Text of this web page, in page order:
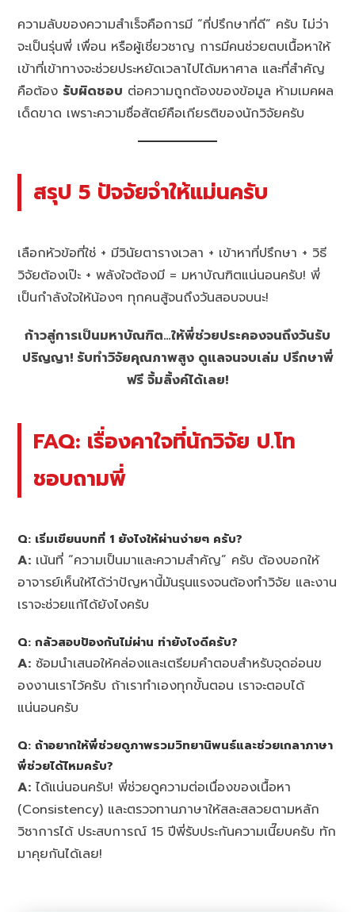
ความลับของความสำเร็จคือการมี “ที่ปรึกษาที่ดี” ครับ ไม่ว่า
จะเป็นรุ่นพี่ เพื่อน หรือผู้เชี่ยวชาญ การมีคนช่วยตบเนื้อหาให้
เข้าที่เข้าทางจะช่วยประหยัดเวลาไปได้มหาศาล และที่สำคัญ
คือต้อง รับผิดชอบ ต่อความถูกต้องของข้อมูล ห้ามเมคผล
เด็ดขาด เพราะความซื่อสัตย์คือเกียรติของนักวิจัยครับ
สรุป 5 ปัจจัยจำให้แม่นครับ
เลือกหัวข้อที่ใช่ + มีวินัยตารางเวลา + เข้าหาที่ปรึกษา + วิธี
วิจัยต้องเป๊ะ + พลังใจต้องมี = มหาบัณฑิตแน่นอนครับ! พี่
เป็นกำลังใจให้น้องๆ ทุกคนสู้จนถึงวันสอบจบนะ!
ก้าวสู่การเป็นมหาบัณฑิต…ให้พี่ช่วยประคองจนถึงวันรับ
ปริญญา! รับทำวิจัยคุณภาพสูง ดูแลจนจบเล่ม ปรึกษาพี่
ฟรี จิ้มลิ้งค์ได้เลย!
FAQ: เรื่องคาใจที่นักวิจัย ป.โท
ชอบถามพี่
Q: เริ่มเขียนบทที่ 1 ยังไงให้ผ่านง่ายๆ ครับ?
A: เน้นที่ “ความเป็นมาและความสำคัญ” ครับ ต้องบอกให้
อาจารย์เห็นให้ได้ว่าปัญหานี้มันรุนแรงจนต้องทำวิจัย และงาน
เราจะช่วยแก้ได้ยังไงครับ
Q: กลัวสอบป้องกันไม่ผ่าน ทำยังไงดีครับ?
A: ซ้อมนำเสนอให้คล่องและเตรียมคำตอบสำหรับจุดอ่อนข
องงานเราไว้ครับ ถ้าเราทำเองทุกขั้นตอน เราจะตอบได้
แน่นอนครับ
Q: ถ้าอยากให้พี่ช่วยดูภาพรวมวิทยานิพนธ์และช่วยเกลาภาษา
พี่ช่วยได้ไหมครับ?
A: ได้แน่นอนครับ! พี่ช่วยดูความต่อเนื่องของเนื้อหา
(Consistency) และตรวจทานภาษาให้สละสลวยตามหลัก
วิชาการได้ ประสบการณ์ 15 ปีพี่รับประกันความเนี๊ยบครับ ทัก
มาคุยกันได้เลย!